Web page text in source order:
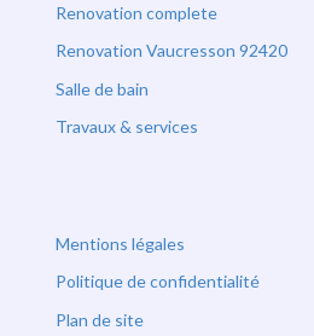
Renovation complete
Renovation Vaucresson 92420
Salle de bain
Travaux & services
Mentions légales
Politique de confidentialité
Plan de site